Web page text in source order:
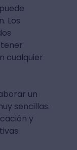
Los
cualquier
un
sencillas.
y